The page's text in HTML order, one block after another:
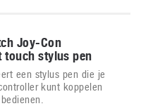
Joy-Con
stylus pen
een stylus pen die je
kunt koppelen